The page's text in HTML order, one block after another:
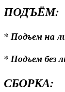
ПОДЪЁМ:
* Подъем на
* Подъем без
СБОРКА: